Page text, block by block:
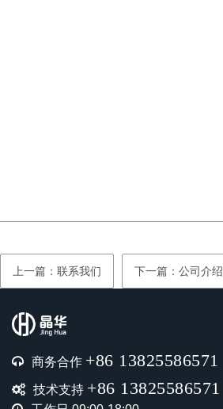
上一篇：联系我们 下一篇：公司介绍
商务合作 +86 13825586571
技术支持 +86 13825586571